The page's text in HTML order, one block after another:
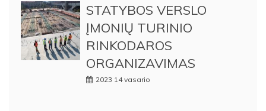
STATYBOS VERSLO
ĮMONIŲ TURINIO
RINKODAROS
ORGANIZAVIMAS
2023 14 vasario